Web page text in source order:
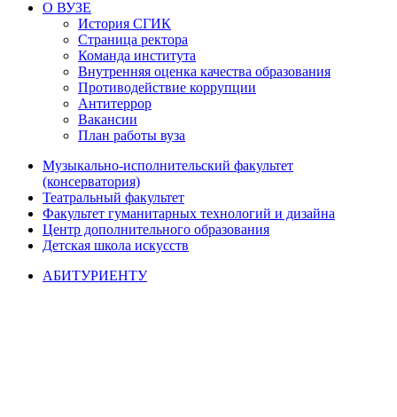
О ВУЗЕ
История СГИК
Страница ректора
Команда института
Внутренняя оценка качества образования
Противодействие коррупции
Антитеррор
Вакансии
План работы вуза
Музыкально-исполнительский факультет
(консерватория)
Театральный факультет
Факультет гуманитарных технологий и дизайна
Центр дополнительного образования
Детская школа искусств
АБИТУРИЕНТУ